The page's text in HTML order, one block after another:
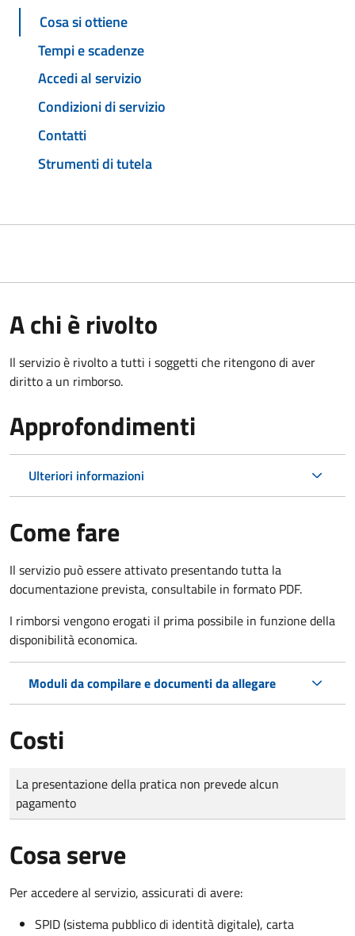
Cosa si ottiene
Tempi e scadenze
Accedi al servizio
Condizioni di servizio
Contatti
Strumenti di tutela
A chi è rivolto
Il servizio è rivolto a tutti i soggetti che ritengono di aver
diritto a un rimborso.
Approfondimenti
Ulteriori informazioni
Come fare
Il servizio può essere attivato presentando tutta la
documentazione prevista, consultabile in formato PDF.
I rimborsi vengono erogati il prima possibile in funzione della
disponibilità economica.
Moduli da compilare e documenti da allegare
Costi
Tipo di pagamento
Importo
La presentazione della pratica non prevede alcun
pagamento
Cosa serve
Per accedere al servizio, assicurati di avere:
SPID (sistema pubblico di identità digitale), carta